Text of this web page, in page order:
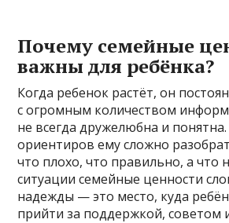
Почему семейные
важны для ребёнка?
Когда ребенок растёт, он
с огромным количеством
не всегда дружелюбна и понятна.
ориентиров ему сложно
что плохо, что правильно, а что
ситуации семейные ценности
надежды — это место, куда
прийти за поддержкой, советом